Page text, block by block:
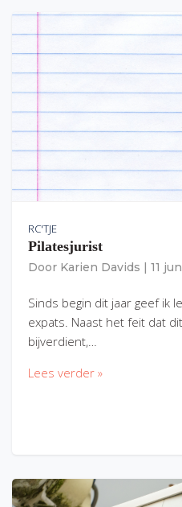
RC'TJE
Pilatesjurist
Door Karien Davids 11
Sinds begin dit jaar geef ik
expats. Naast het feit dat
bijverdient,…
Lees verder »